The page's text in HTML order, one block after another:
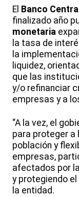
El Banco Central
finalizado año
monetaria
la tasa de
la
liquidez,
que las
y/o refinanciar
empresas y a
“A la vez, el
para proteger a
población y
empresas,
afectados por la
y protegiendo
la entidad.